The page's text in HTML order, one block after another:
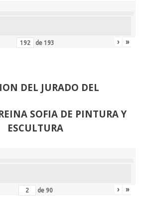
de 193 › »
DEL JURADO DEL
SOFIA DE PINTURA Y
ESCULTURA
de 90 › »